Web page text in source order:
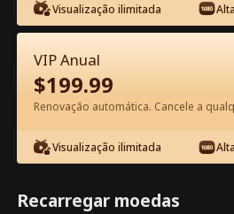
Episódio 76 - A
Trabalha Aqui Filme
1-50 51-80
76 77 78
Visualização ilimitada
VIP Anual
$199.99
Renovação automática. Cancele a
Visualização ilimitada
Recarregar moedas